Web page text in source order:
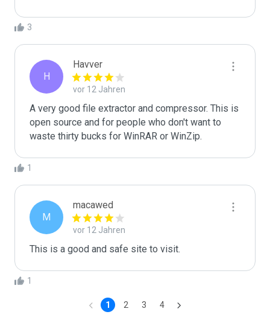
3
H
Havver
vor 12 Jahren
A very good file extractor and compressor. This is
open source and for people who don't want to
waste thirty bucks for WinRAR or WinZip.
1
M
macawed
vor 12 Jahren
This is a good and safe site to visit.
1
1 2 3 4